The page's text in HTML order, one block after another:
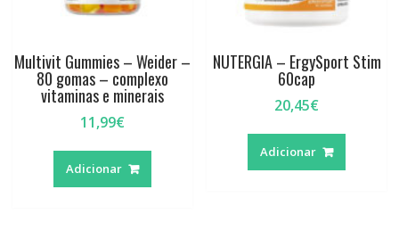
Multivit Gummies – Weider –
80 gomas – complexo
vitaminas e minerais
11,99€
Adicionar
NUTERGIA – ErgySport Stim
60cap
20,45€
Adicionar